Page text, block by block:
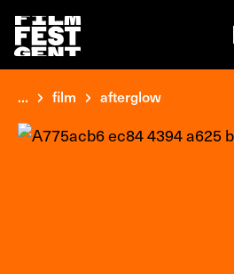
... film afterglow